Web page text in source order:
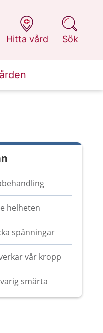
Hitta vård
på 1177.se
Sök
på 1177.se
helheten
spänningar
vår kropp
smärta